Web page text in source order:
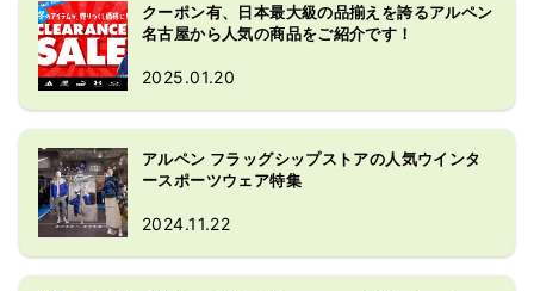
クーポン有、日本最大級の品揃えを誇るアルペン
名古屋から人気の商品をご紹介です！
2025.01.20
アルペン フラッグシップストアの人気ウインタ
ースポーツウェア特集
2024.11.22